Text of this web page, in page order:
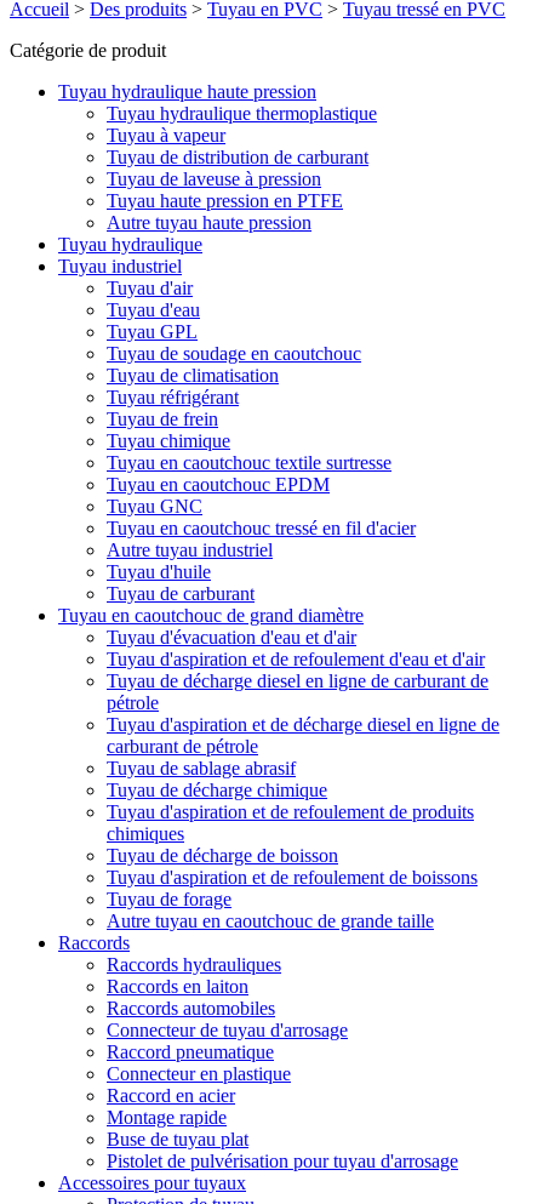
Accueil > Des produits > Tuyau en PVC > Tuyau tressé en PVC
Catégorie de produit
Tuyau hydraulique haute pression
Tuyau hydraulique thermoplastique
Tuyau à vapeur
Tuyau de distribution de carburant
Tuyau de laveuse à pression
Tuyau haute pression en PTFE
Autre tuyau haute pression
Tuyau hydraulique
Tuyau industriel
Tuyau d'air
Tuyau d'eau
Tuyau GPL
Tuyau de soudage en caoutchouc
Tuyau de climatisation
Tuyau réfrigérant
Tuyau de frein
Tuyau chimique
Tuyau en caoutchouc textile surtresse
Tuyau en caoutchouc EPDM
Tuyau GNC
Tuyau en caoutchouc tressé en fil d'acier
Autre tuyau industriel
Tuyau d'huile
Tuyau de carburant
Tuyau en caoutchouc de grand diamètre
Tuyau d'évacuation d'eau et d'air
Tuyau d'aspiration et de refoulement d'eau et d'air
Tuyau de décharge diesel en ligne de carburant de
pétrole
Tuyau d'aspiration et de décharge diesel en ligne de
carburant de pétrole
Tuyau de sablage abrasif
Tuyau de décharge chimique
Tuyau d'aspiration et de refoulement de produits
chimiques
Tuyau de décharge de boisson
Tuyau d'aspiration et de refoulement de boissons
Tuyau de forage
Autre tuyau en caoutchouc de grande taille
Raccords
Raccords hydrauliques
Raccords en laiton
Raccords automobiles
Connecteur de tuyau d'arrosage
Raccord pneumatique
Connecteur en plastique
Raccord en acier
Montage rapide
Buse de tuyau plat
Pistolet de pulvérisation pour tuyau d'arrosage
Accessoires pour tuyaux